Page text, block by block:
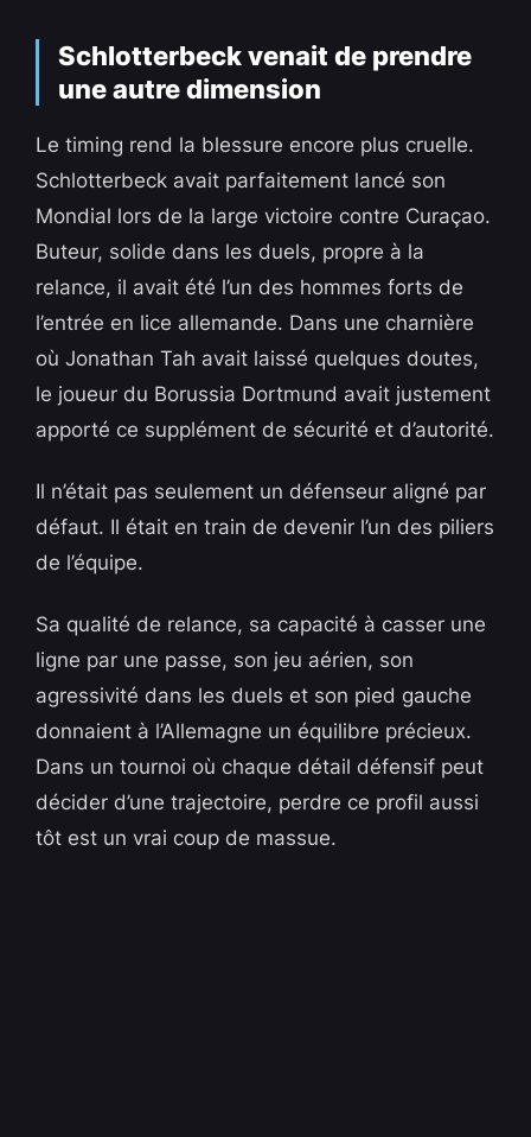
Schlotterbeck venait de prendre
une autre dimension
Le timing rend la blessure encore plus cruelle.
Schlotterbeck avait parfaitement lancé son
Mondial lors de la large victoire contre Curaçao.
Buteur, solide dans les duels, propre à la
relance, il avait été l’un des hommes forts de
l’entrée en lice allemande. Dans une charnière
où Jonathan Tah avait laissé quelques doutes,
le joueur du Borussia Dortmund avait justement
apporté ce supplément de sécurité et d’autorité.
Il n’était pas seulement un défenseur aligné par
défaut. Il était en train de devenir l’un des piliers
de l’équipe.
Sa qualité de relance, sa capacité à casser une
ligne par une passe, son jeu aérien, son
agressivité dans les duels et son pied gauche
donnaient à l’Allemagne un équilibre précieux.
Dans un tournoi où chaque détail défensif peut
décider d’une trajectoire, perdre ce profil aussi
tôt est un vrai coup de massue.